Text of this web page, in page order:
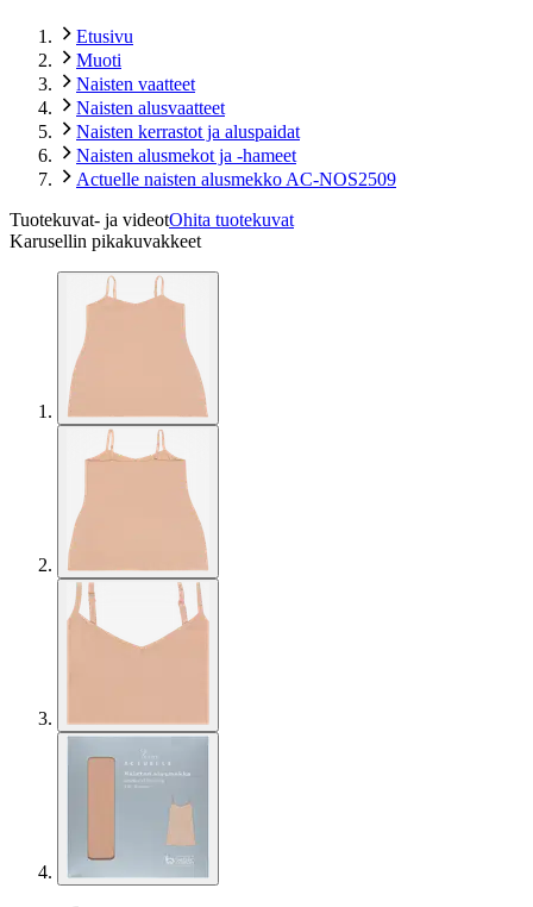
Etusivu
Muoti
Naisten vaatteet
Naisten alusvaatteet
Naisten kerrastot ja aluspaidat
Naisten alusmekot ja -hameet
Actuelle naisten alusmekko AC-NOS2509
Tuotekuvat- ja videotOhita tuotekuvat
Karusellin pikakuvakkeet